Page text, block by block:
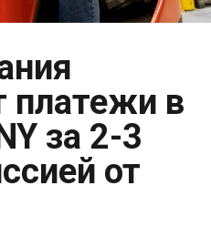
платежи в
за 2-3
от